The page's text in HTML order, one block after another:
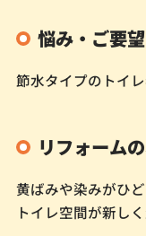
悩み・ご要望
節水タイプのトイレ
リフォーム
黄ばみや染みがひ
トイレ空間が新し